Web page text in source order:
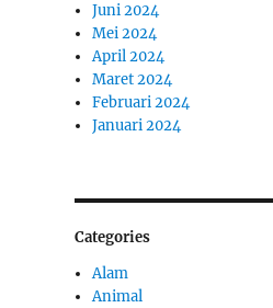
Juni 2024
Mei 2024
April 2024
Maret 2024
Februari 2024
Januari 2024
Categories
Alam
Animal